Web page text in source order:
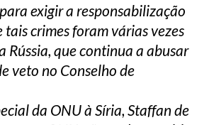
exigir a responsabilização
tais crimes foram várias vezes
Rússia, que continua a abusar
veto no Conselho de
da ONU à Síria, Staffan de